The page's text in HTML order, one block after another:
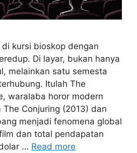
kursi bioskop dengan
Di layar, bukan hanya
melainkan satu semesta
Itulah The
waralaba horor modern
Conjuring (2013) dan
menjadi fenomena global
dan total pendapatan
… Read more